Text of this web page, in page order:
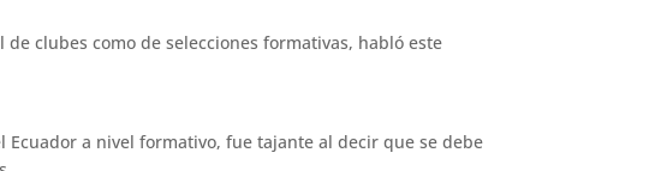
clubes como de selecciones formativas, habló este
a nivel formativo, fue tajante al decir que se debe